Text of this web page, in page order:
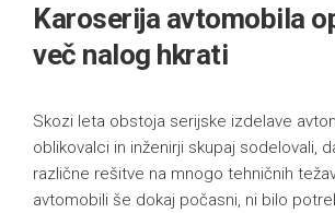
Karoserija avtomobila
več nalog hkrati
Skozi leta obstoja serijske izdelave
oblikovalci in inženirji skupaj sodelovali,
različne rešitve na mnogo tehničnih
avtomobili še dokaj počasni, ni bilo